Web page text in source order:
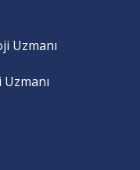
Uzmanı